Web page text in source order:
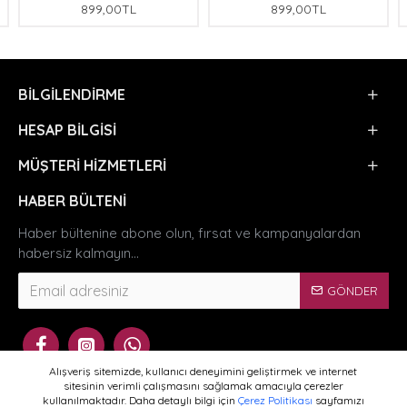
899,00TL 899,00TL
BILGILENDIRME
HESAP BILGISI
MÜŞTERI HIZMETLERI
HABER BÜLTENI
Haber bültenine abone olun, fırsat ve kampanyalardan
habersiz kalmayın...
GÖNDER
Alışveriş sitemizde, kullanıcı deneyimini geliştirmek ve internet
sitesinin verimli çalışmasını sağlamak amacıyla çerezler
kullanılmaktadır. Daha detaylı bilgi için Çerez Politikası sayfamızı